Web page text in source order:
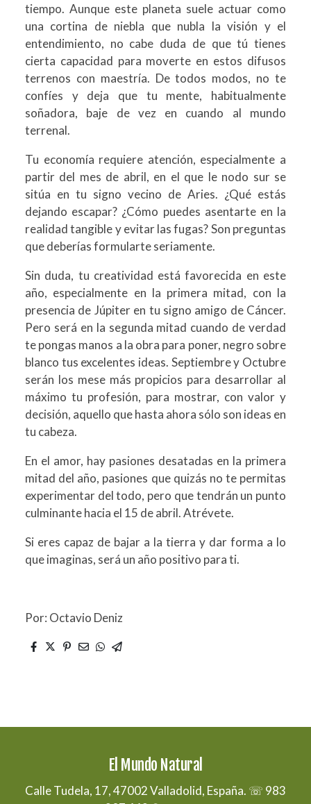
tiempo. Aunque este planeta suele actuar como
una cortina de niebla que nubla la visión y el
entendimiento, no cabe duda de que tú tienes
cierta capacidad para moverte en estos difusos
terrenos con maestría. De todos modos, no te
confíes y deja que tu mente, habitualmente
soñadora, baje de vez en cuando al mundo
terrenal.
Tu economía requiere atención, especialmente a
partir del mes de abril, en el que le nodo sur se
sitúa en tu signo vecino de Aries. ¿Qué estás
dejando escapar? ¿Cómo puedes asentarte en la
realidad tangible y evitar las fugas? Son preguntas
que deberías formularte seriamente.
Sin duda, tu creatividad está favorecida en este
año, especialmente en la primera mitad, con la
presencia de Júpiter en tu signo amigo de Cáncer.
Pero será en la segunda mitad cuando de verdad
te pongas manos a la obra para poner, negro sobre
blanco tus excelentes ideas. Septiembre y Octubre
serán los mese más propicios para desarrollar al
máximo tu profesión, para mostrar, con valor y
decisión, aquello que hasta ahora sólo son ideas en
tu cabeza.
En el amor, hay pasiones desatadas en la primera
mitad del año, pasiones que quizás no te permitas
experimentar del todo, pero que tendrán un punto
culminante hacia el 15 de abril. Atrévete.
Si eres capaz de bajar a la tierra y dar forma a lo
que imaginas, será un año positivo para ti.
Por: Octavio Deniz
El Mundo Natural
Calle Tudela, 17, 47002 Valladolid, España. ☏ 983